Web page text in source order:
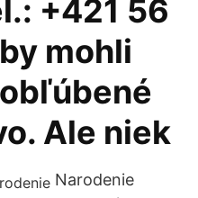
+421 56
mohli
Ale niek
Narodenie